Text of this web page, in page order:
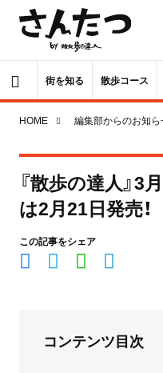
街を知る 散歩コース
HOME 編集部からのお知ら
『散歩の達人』3
は2月21日発売！
この記事をシェア
コンテンツ目次